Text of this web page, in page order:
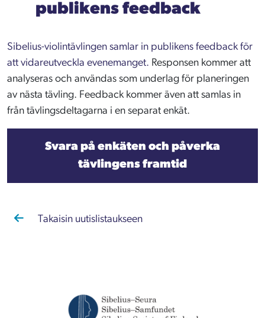
publikens feedback
Sibelius-violintävlingen samlar in publikens feedback för
att vidareutveckla evenemanget. Responsen kommer att
analyseras och användas som underlag för planeringen
av nästa tävling. Feedback kommer även att samlas in
från tävlingsdeltagarna i en separat enkät.
Svara på enkäten och påverka
tävlingens framtid
Takaisin uutislistaukseen